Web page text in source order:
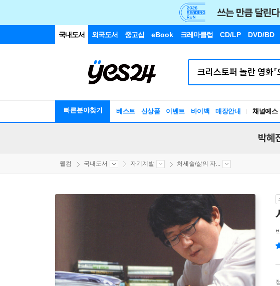
국내도서 외국도서 중고샵 eBook 크레마클럽 CD/LP DVD/BD
빠른분야찾기 베스트 신상품 이벤트 바이백 매장안내 채널예스
박혜
웰컴 국내도서 자기계발 처세술/삶의 자...